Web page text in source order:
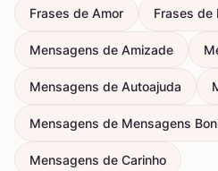
Frases de Amor Frases de
Mensagens de Amizade
Mensagens de Autoajuda
Mensagens de Mensagens
Mensagens de Carinho